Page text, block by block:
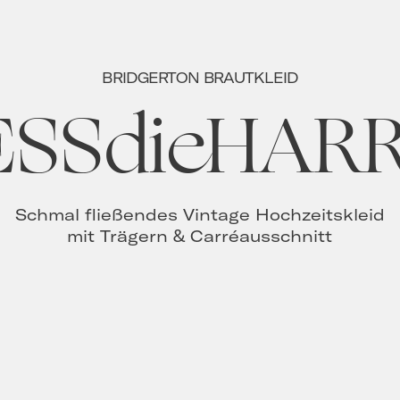
BRIDGERTON BRAUTKLEID
Schmal fließendes Vintage Hochzeitskleid
mit Trägern & Carréausschnitt